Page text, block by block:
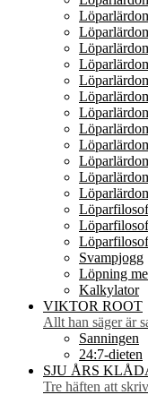
Svampjogg
Löpning
Kalkylator
VIKTOR ROOT
Allt han säger är
Sanningen
24:7-dieten
SJU ÅRS
Tre häften att